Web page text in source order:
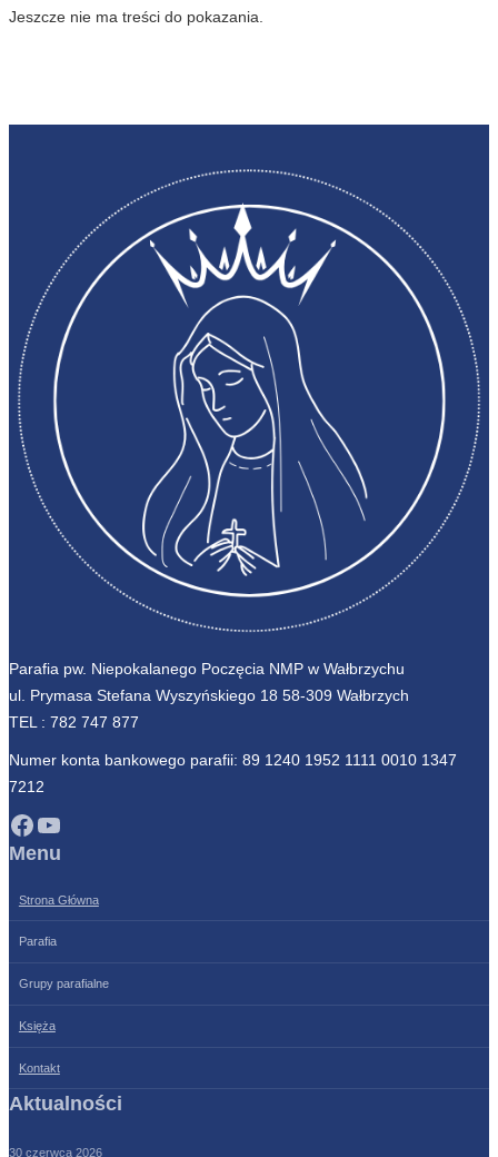
Jeszcze nie ma treści do pokazania.
Parafia pw. Niepokalanego Poczęcia NMP w Wałbrzychu
ul. Prymasa Stefana Wyszyńskiego 18 58-309 Wałbrzych
TEL : 782 747 877
Numer konta bankowego parafii: 89 1240 1952 1111 0010 1347
7212
Facebook YouTube
Menu
Strona Główna
Parafia
Grupy parafialne
Księża
Kontakt
Aktualności
30 czerwca 2026